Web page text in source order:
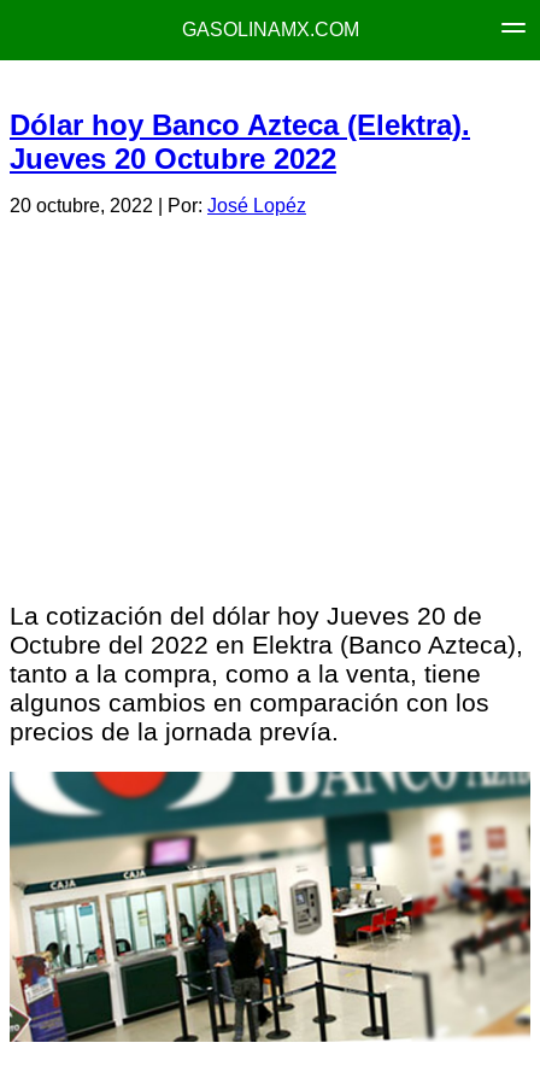
GASOLINAMX.COM
Dólar hoy Banco Azteca (Elektra).
Jueves 20 Octubre 2022
20 octubre, 2022 | Por: José Lopéz
La cotización del dólar hoy Jueves 20 de
Octubre del 2022 en Elektra (Banco Azteca),
tanto a la compra, como a la venta, tiene
algunos cambios en comparación con los
precios de la jornada prevía.